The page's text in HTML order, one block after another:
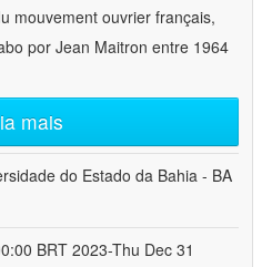
mouvement ouvrier français,
por Jean Maitron entre 1964
mais
do Estado da Bahia - BA
BRT 2023-Thu Dec 31